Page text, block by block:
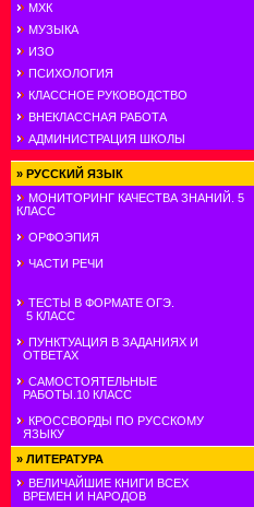
МХК
МУЗЫКА
ИЗО
ПСИХОЛОГИЯ
КЛАССНОЕ РУКОВОДСТВО
ВНЕКЛАССНАЯ РАБОТА
АДМИНИСТРАЦИЯ ШКОЛЫ
» РУССКИЙ ЯЗЫК
МОНИТОРИНГ КАЧЕСТВА ЗНАНИЙ. 5
КЛАСС
ОРФОЭПИЯ
ЧАСТИ РЕЧИ
ТЕСТЫ В ФОРМАТЕ ОГЭ.
5 КЛАСС
ПУНКТУАЦИЯ В ЗАДАНИЯХ И
ОТВЕТАХ
САМОСТОЯТЕЛЬНЫЕ
РАБОТЫ.10 КЛАСС
КРОССВОРДЫ ПО РУССКОМУ
ЯЗЫКУ
» ЛИТЕРАТУРА
ВЕЛИЧАЙШИЕ КНИГИ ВСЕХ
ВРЕМЕН И НАРОДОВ